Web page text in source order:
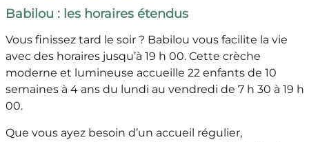
Babilou : les horaires étendus
Vous finissez tard le soir ? Babilou vous facilite la vie
avec des horaires jusqu’à 19 h 00. Cette crèche
moderne et lumineuse accueille 22 enfants de 10
semaines à 4 ans du lundi au vendredi de 7 h 30 à 19 h
00.
Que vous ayez besoin d’un accueil régulier,